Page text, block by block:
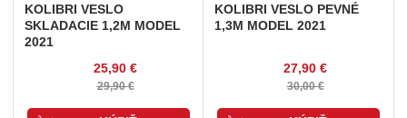
KOLIBRI VESLO
SKLADACIE 1,2M MODEL
2021
25,90 €
29,90 €
KOLIBRI VESLO PEVNÉ
1,3M MODEL 2021
27,90 €
30,00 €